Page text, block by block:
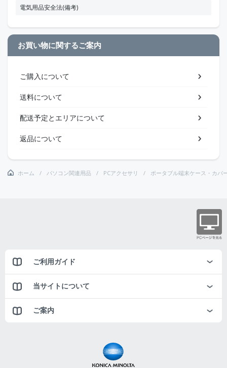
電気用品安全法(備考)
お買い物に関するご案内
ご購入について
送料について
配送予定とエリアについて
返品について
ホーム パソコン関連用品 PCアクセサリ ポータブル端末ケース・カバ
ご利用ガイド
当サイトについて
ご案内